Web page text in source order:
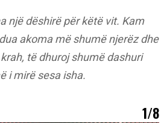
një dëshirë për këtë vit. Kam
akoma më shumë njerëz dhe
të dhuroj shumë dashuri
i mirë sesa isha.
1/8